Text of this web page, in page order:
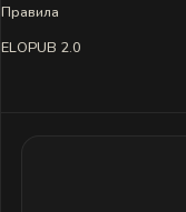
Правила
ELOPUB 2.0